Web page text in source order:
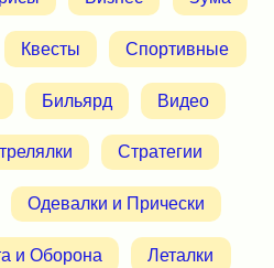
Квесты Спортивные
Бильярд Видео
Стратегии
Одевалки и Прически
и Оборона Леталки